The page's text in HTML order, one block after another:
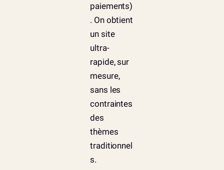
paiements)
. On obtient
un site
ultra-
rapide, sur
mesure,
sans les
contraintes
des
thèmes
traditionnel
s.